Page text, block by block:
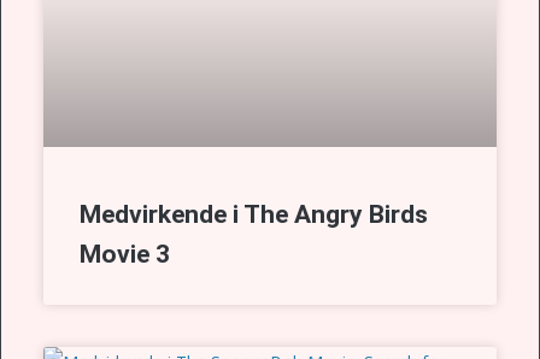
Medvirkende i The Angry Birds
Movie 3